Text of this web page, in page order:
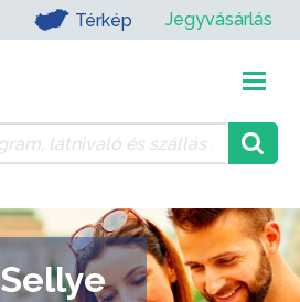
Térkép Jegyvásárlás
Sellye